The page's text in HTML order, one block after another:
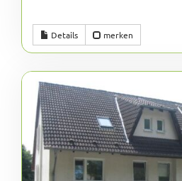
Details merken